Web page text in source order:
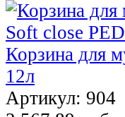
Корзина для
12л
Артикул: 904